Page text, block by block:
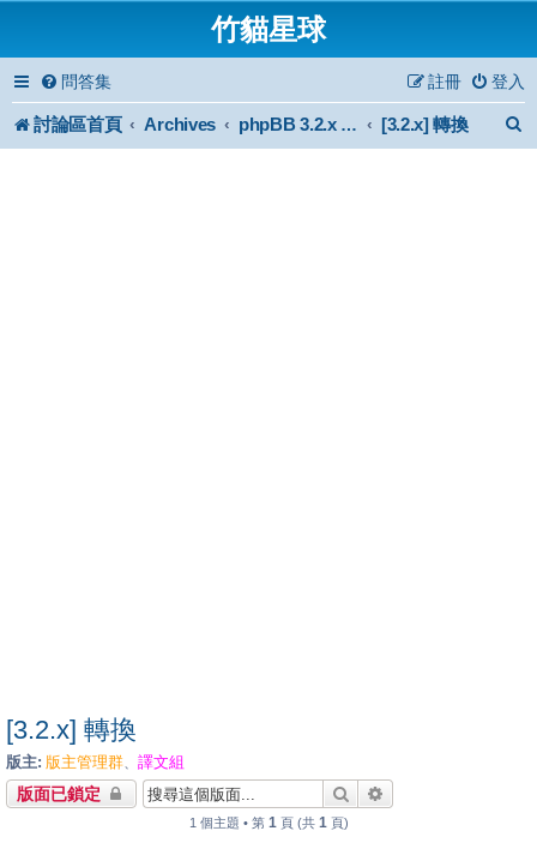
竹貓星球
問答集 登入
註冊
討論區首頁 Archives phpBB 3.2.x Forum Archive [3.2.x] 轉換
[3.2.x] 轉換
版主: 版主管理群、 譯文組
版面已鎖定 搜尋
1 個主題 • 第 1 頁 (共 1 頁)